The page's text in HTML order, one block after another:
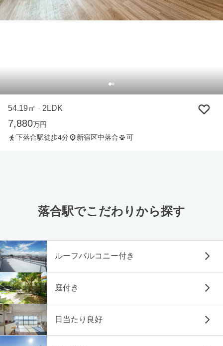
54.19㎡ ・ 2LDK
7,880万円
下落合駅徒歩4分
新宿区中落合 可
落合駅でこだわりから探す
ルーフバルコニー付き
庭付き
日当たり良好